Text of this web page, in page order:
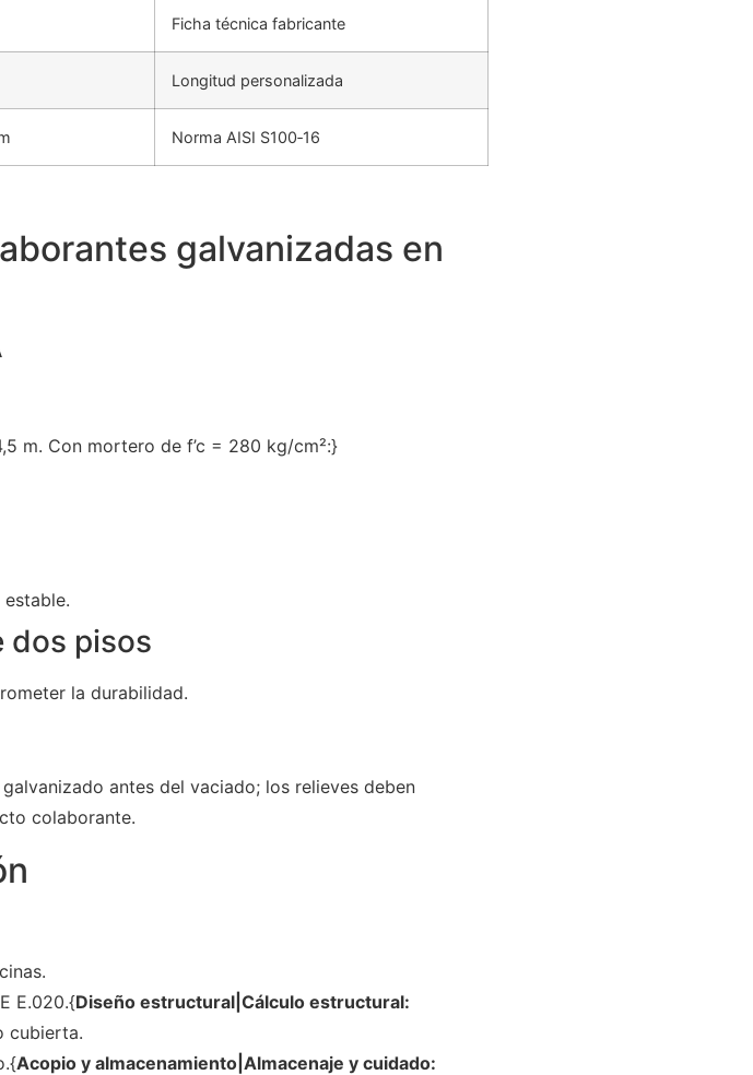
Ficha técnica fabricante
Longitud personalizada
Norma AISI S100‑16
galvanizadas en
m. Con mortero de f’c = 280 kg/cm²:}
dos pisos
la durabilidad.
antes del vaciado; los relieves deben
colaborante.
E.020.{Diseño estructural|Cálculo estructural:
cubierta.
Acopio y almacenamiento|Almacenaje y cuidado: